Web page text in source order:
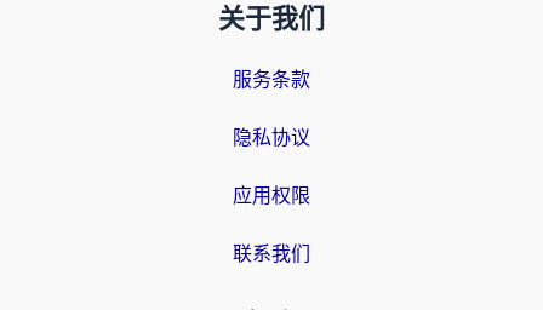
关于我们
服务条款
隐私协议
应用权限
联系我们